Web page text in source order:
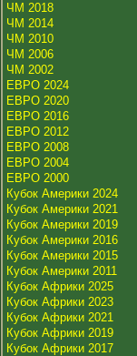
ЧМ 2018
ЧМ 2014
ЧМ 2010
ЧМ 2006
ЧМ 2002
ЕВРО 2024
ЕВРО 2020
ЕВРО 2016
ЕВРО 2012
ЕВРО 2008
ЕВРО 2004
ЕВРО 2000
Кубок Америки 2024
Кубок Америки 2021
Кубок Америки 2019
Кубок Америки 2016
Кубок Америки 2015
Кубок Америки 2011
Кубок Африки 2025
Кубок Африки 2023
Кубок Африки 2021
Кубок Африки 2019
Кубок Африки 2017